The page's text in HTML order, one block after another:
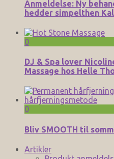
Anmeldelse: Ny
hedder simpelthen
0
DJ & Spa lover
Massage hos Helle
0
Bliv SMOOTH til
Artikler